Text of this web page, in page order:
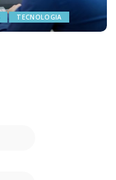
TECNOLOGIA